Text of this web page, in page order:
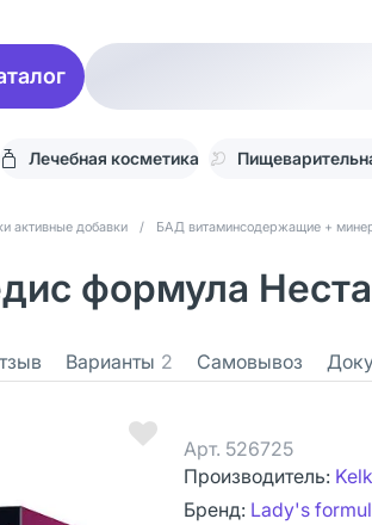
Лечебная косметика
активные добавки / БАД витаминсодержащие +
формула
Варианты 2 Самовывоз
Арт. 526725
Производитель:
Бренд: Lady's